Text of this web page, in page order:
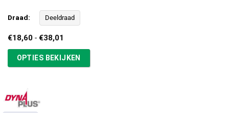
Draad: Deeldraad
€18,60 - €38,01
tot
€38,01
OPTIES BEKIJKEN